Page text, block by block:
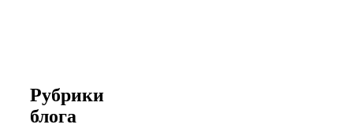
Рубрики
блога